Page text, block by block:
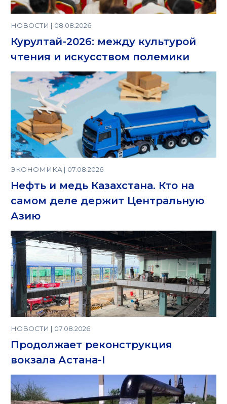
НОВОСТИ | 08.08.2026
Курултай-2026: между культурой
чтения и искусством полемики
ЭКОНОМИКА | 07.08.2026
Нефть и медь Казахстана. Кто на
самом деле держит Центральную
Азию
НОВОСТИ | 07.08.2026
Продолжает реконструкция
вокзала Астана-I